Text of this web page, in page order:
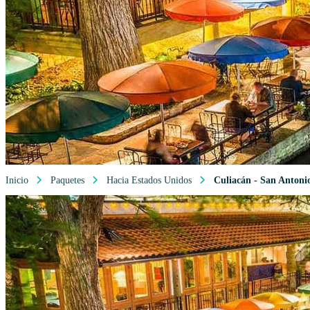
Inicio Paquetes Hacia Estados Unidos Culiacán - San